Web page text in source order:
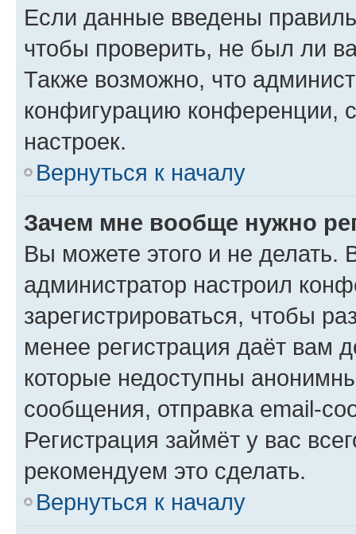
Если данные введены
чтобы проверить, не был ли
Также возможно, что
конфигурацию конференции,
настроек.
Вернуться к началу
Зачем мне вообще нужно
Вы можете этого и не делать.
администратор настроил
зарегистрироваться, чтобы
менее регистрация даёт вам
которые недоступны
сообщения, отправка email-
Регистрация займёт у вас
рекомендуем это сделать.
Вернуться к началу